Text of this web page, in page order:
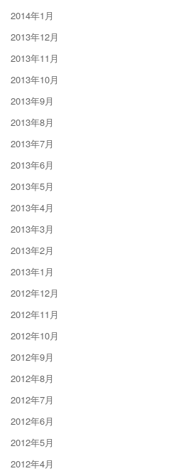
2014年1月
2013年12月
2013年11月
2013年10月
2013年9月
2013年8月
2013年7月
2013年6月
2013年5月
2013年4月
2013年3月
2013年2月
2013年1月
2012年12月
2012年11月
2012年10月
2012年9月
2012年8月
2012年7月
2012年6月
2012年5月
2012年4月